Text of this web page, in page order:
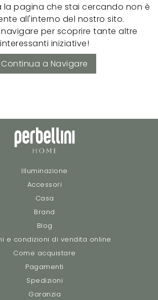
la pagina che stai cercando non è
all'interno del nostro sito.
per scoprire tante altre
interessanti iniziative!
Continua a Navigare
Illuminazione
Accessori
Casa
Brand
Blog
e condizioni di vendita online
Come acquistare
Pagamenti
Spedizioni
Garanzia